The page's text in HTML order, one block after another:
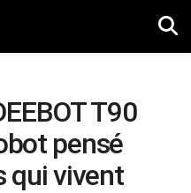
T90
pensé
qui vivent